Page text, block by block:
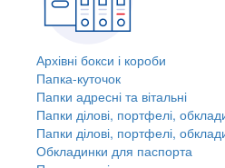
Архівні бокси і короби
Папка-куточок
Папки адресні та вітальні
Папки ділові, портфелі,
Папки ділові, портфелі,
Обкладинки для паспорта